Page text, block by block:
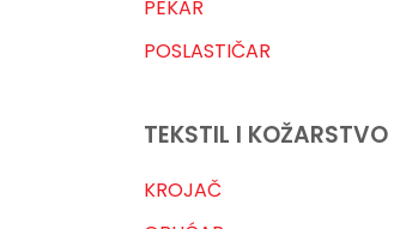
PEKAR
POSLASTIČAR
TEKSTIL I KOŽARSTVO
KROJAČ